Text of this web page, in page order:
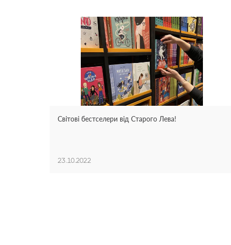
Світові бестселери від Старого Лева!
23.10.2022